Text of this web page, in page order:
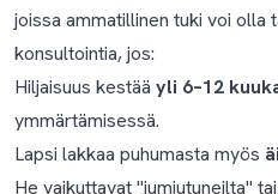
joissa ammatillinen tuki voi olla
konsultointia, jos:
Hiljaisuus kestää yli 6–12
ymmärtämisessä.
Lapsi lakkaa puhumasta myös
He vaikuttavat "jumiutuneilta"